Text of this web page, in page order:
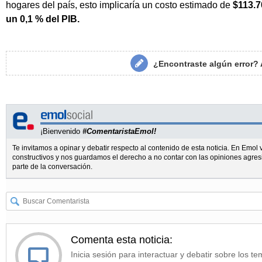
hogares del país, esto implicaría un costo estimado de
un 0,1 % del PIB.
¿Encontraste algún error?
¡Bienvenido #ComentaristaEmol!
Te invitamos a opinar y debatir respecto al contenido de esta noticia. En
constructivos y nos guardamos el derecho a no contar con las opiniones
parte de la conversación.
Comenta esta noticia:
Inicia sesión para interactuar y debatir sobre los